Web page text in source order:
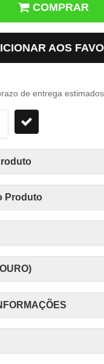
COMPRAR
AOS
de entrega
Produto